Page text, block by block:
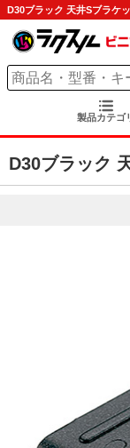
D30ブラック 天井Sブラケ
製品カテゴ
D30ブラック